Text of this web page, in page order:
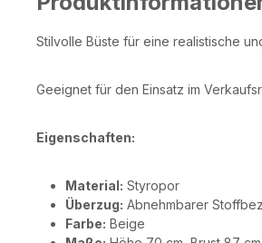
Stilvolle Büste für eine realistische
Geeignet für den Einsatz im
Eigenschaften:
Material: Styropor
Überzug: Abnehmbarer
Farbe: Beige